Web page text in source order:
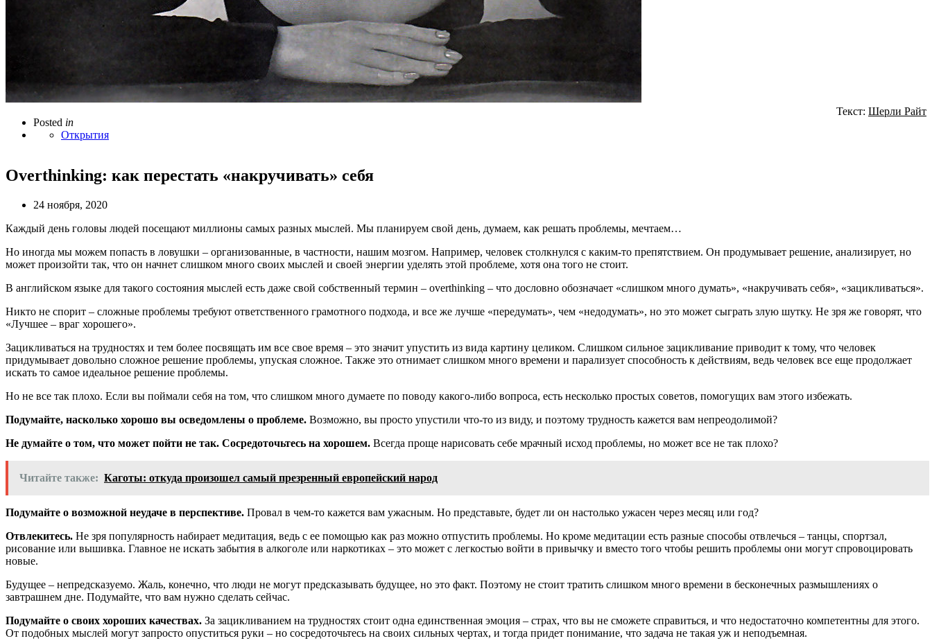
Posted in
Открытия
Текст: Шерли Райт
Overthinking: как перестать «накручивать» себя
24 ноября, 2020
Каждый день головы людей посещают миллионы самых разных мыслей. Мы планируем свой день, думаем, как решать проблемы, мечтаем…
Но иногда мы можем попасть в ловушки – организованные, в частности, нашим мозгом. Например, человек столкнулся с каким-то препятствием. Он продумывает решение, анализирует, но
может произойти так, что он начнет слишком много своих мыслей и своей энергии уделять этой проблеме, хотя она того не стоит.
В английском языке для такого состояния мыслей есть даже свой собственный термин – overthinking – что дословно обозначает «слишком много думать», «накручивать себя», «зацикливаться».
Никто не спорит – сложные проблемы требуют ответственного грамотного подхода, и все же лучше «передумать», чем «недодумать», но это может сыграть злую шутку. Не зря же говорят, что
«Лучшее – враг хорошего».
Зацикливаться на трудностях и тем более посвящать им все свое время – это значит упустить из вида картину целиком. Слишком сильное зацикливание приводит к тому, что человек
придумывает довольно сложное решение проблемы, упуская сложное. Также это отнимает слишком много времени и парализует способность к действиям, ведь человек все еще продолжает
искать то самое идеальное решение проблемы.
Но не все так плохо. Если вы поймали себя на том, что слишком много думаете по поводу какого-либо вопроса, есть несколько простых советов, помогущих вам этого избежать.
Подумайте, насколько хорошо вы осведомлены о проблеме. Возможно, вы просто упустили что-то из виду, и поэтому трудность кажется вам непреодолимой?
Не думайте о том, что может пойти не так. Сосредоточьтесь на хорошем. Всегда проще нарисовать себе мрачный исход проблемы, но может все не так плохо?
Читайте также: Каготы: откуда произошел самый презренный европейский народ
Подумайте о возможной неудаче в перспективе. Провал в чем-то кажется вам ужасным. Но представьте, будет ли он настолько ужасен через месяц или год?
Отвлекитесь. Не зря популярность набирает медитация, ведь с ее помощью как раз можно отпустить проблемы. Но кроме медитации есть разные способы отвлечься – танцы, спортзал,
рисование или вышивка. Главное не искать забытия в алкоголе или наркотиках – это может с легкостью войти в привычку и вместо того чтобы решить проблемы они могут спровоцировать
новые.
Будущее – непредсказуемо. Жаль, конечно, что люди не могут предсказывать будущее, но это факт. Поэтому не стоит тратить слишком много времени в бесконечных размышлениях о
завтрашнем дне. Подумайте, что вам нужно сделать сейчас.
Подумайте о своих хороших качествах. За зацикливанием на трудностях стоит одна единственная эмоция – страх, что вы не сможете справиться, и что недостаточно компетентны для этого.
От подобных мыслей могут запросто опуститься руки – но сосредоточьтесь на своих сильных чертах, и тогда придет понимание, что задача не такая уж и неподъемная.